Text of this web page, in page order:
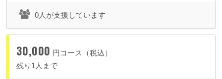
・スタンダードシートチケットよりも早く優先入場のできるプ
お名前をクレジットさせていただきます。
0人が支援しています
30,000 円コース（税込）
残り1人まで